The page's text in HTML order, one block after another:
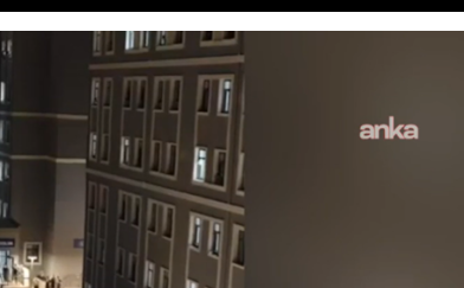
Cebelibereket Erkek Öğrenci Yurdu’nda kalan
öğrenciler, sıcak su, klima, asansör ve internet
sorunlarını gerekçe göstererek yönetimi protesto